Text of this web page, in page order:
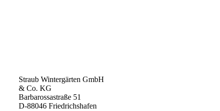
Straub Wintergärten GmbH
& Co. KG
Barbarossastraße 51
D-88046 Friedrichshafen